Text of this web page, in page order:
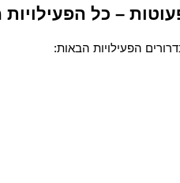
– כל
הפעילויות הבאות: